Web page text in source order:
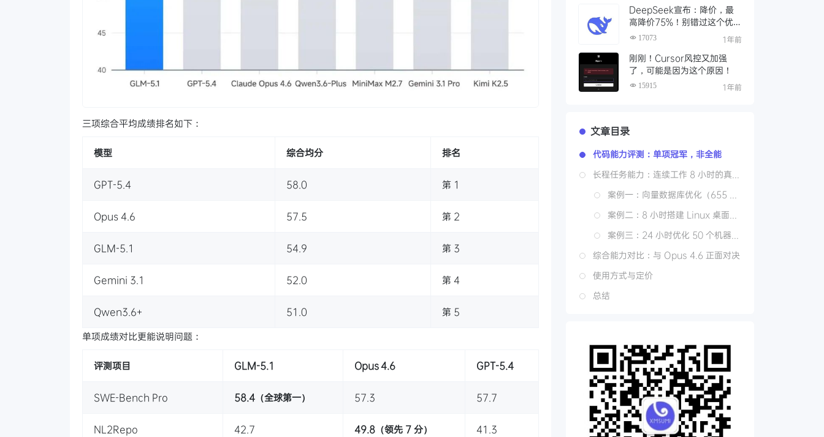
三项综合平均成绩排名如下：
模型 综合均分 排名
GPT-5.4 58.0 第 1
Opus 4.6 57.5 第 2
GLM-5.1 54.9 第 3
Gemini 3.1 52.0 第 4
Qwen3.6+ 51.0
第 5
单项成绩对比更能说明问题：
评测项目 GLM-5.1 Opus 4.6 GPT-5.4
SWE-Bench Pro 58.4（全球第一） 57.3 57.7
NL2Repo 42.7 49.8（领先 7 分） 41.3
DeepSeek宣布：降价，最
高降价75%！别错过这个优
惠时段，赶紧充值
17073 1年前
刚刚！Cursor风控又加强
了，可能是因为这个原因！
15915 1年前
文章目录
代码能力评测：单项冠军，非全能
综合能力对比：与 Opus 4.6 正面对决
使用方式与定价
总结